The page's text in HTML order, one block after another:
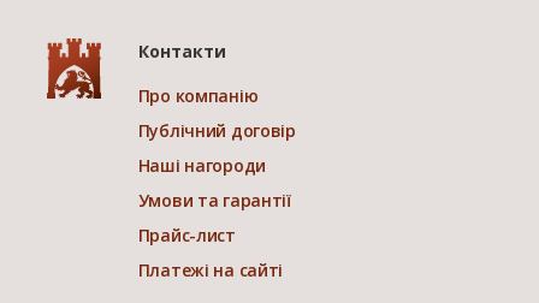
Контакти
Про компанію
Публічний договір
Наші нагороди
Умови та гарантії
Прайс-лист
Платежі на сайті